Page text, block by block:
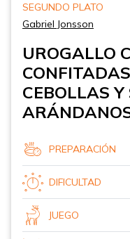
SEGUNDO PLATO
Gabriel Jonsson
UROGALLO
CEBOLLAS
PREPARACIÓN
DIFICULTAD
JUEGO